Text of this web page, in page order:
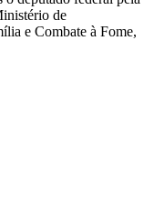
de
e Combate à Fome,